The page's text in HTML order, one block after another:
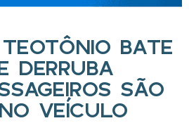
BATE
DERRUBA
SÃO
VEÍCULO